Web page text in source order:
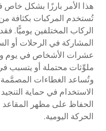
هذا الأمر بارزًا بشكل خاص
تُستخدم المركبات بكثافة
الركاب المختلفين يوميًّا.
المشاركة في الرحلات أو
عشرات الأشخاص في يوم
ملوِّثات محتملة أو يتسبب
وتُساعد الغطاءات
الاستخدام في حماية
الحفاظ على مظهر المقاعد
الحركة اليومية.